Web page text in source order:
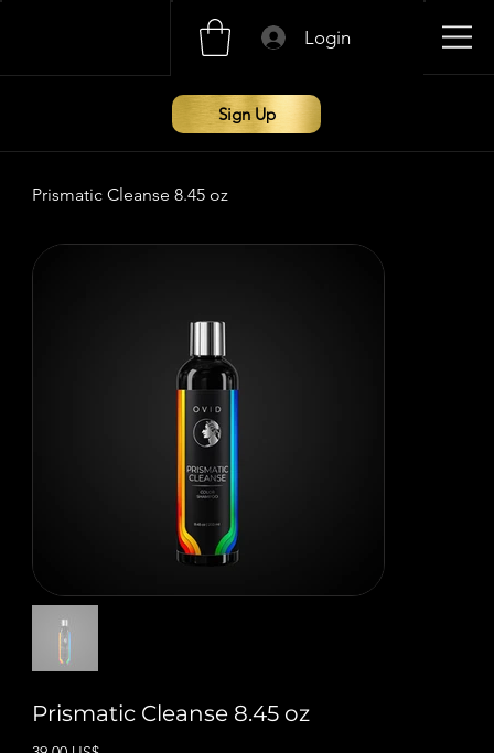
Login
Sign Up
Prismatic Cleanse 8.45 oz
Prismatic Cleanse 8.45 oz
Precio